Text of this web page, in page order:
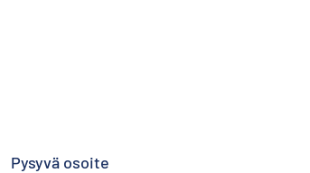
Pysyvä osoite